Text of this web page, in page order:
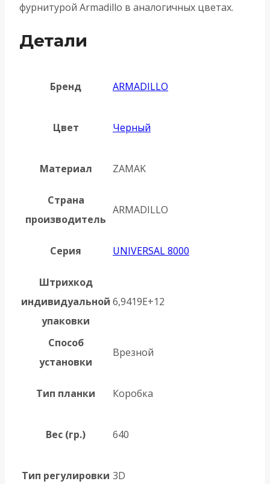
фурнитурой Armadillo в аналогичных цветах.
Детали
Бренд ARMADILLO
Цвет Черный
Материал ZAMAK
Страна
производитель
ARMADILLO
Серия UNIVERSAL 8000
Штрихкод
индивидуальной
упаковки
6,9419E+12
Способ
установки
Врезной
Тип планки Коробка
Вес (гр.) 640
Тип регулировки 3D